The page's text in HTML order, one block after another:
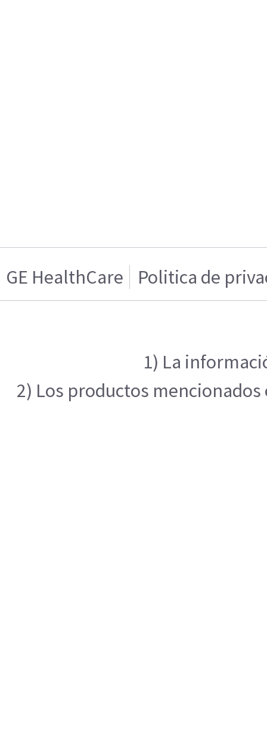
GE HealthCare Politica de
1) La
2) Los productos